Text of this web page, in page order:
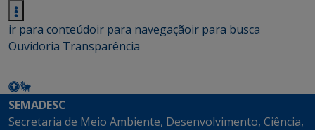
ir para conteúdoir para navegaçãoir para busca
Ouvidoria Transparência
SEMADESC
Secretaria de Meio Ambiente, Desenvolvimento, Ciência,